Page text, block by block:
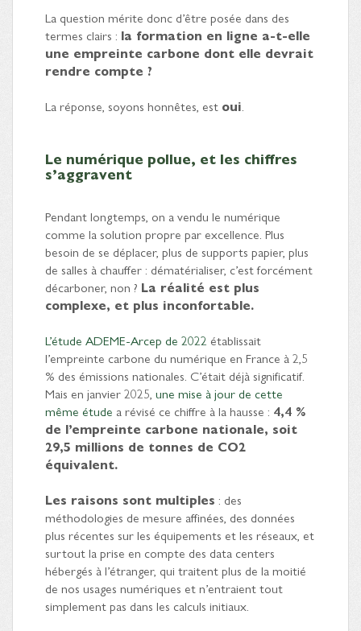
La question mérite donc d’être posée dans des
termes clairs : la formation en ligne a-t-elle
une empreinte carbone dont elle devrait
rendre compte ?
La réponse, soyons honnêtes, est oui.
Le numérique pollue, et les chiffres
s’aggravent
Pendant longtemps, on a vendu le numérique
comme la solution propre par excellence. Plus
besoin de se déplacer, plus de supports papier, plus
de salles à chauffer : dématérialiser, c’est forcément
décarboner, non ? La réalité est plus
complexe, et plus inconfortable.
L’étude ADEME-Arcep de 2022 établissait
l’empreinte carbone du numérique en France à 2,5
% des émissions nationales. C’était déjà significatif.
Mais en janvier 2025, une mise à jour de cette
même étude a révisé ce chiffre à la hausse : 4,4 %
de l’empreinte carbone nationale, soit
29,5 millions de tonnes de CO2
équivalent.
Les raisons sont multiples : des
méthodologies de mesure affinées, des données
plus récentes sur les équipements et les réseaux, et
surtout la prise en compte des data centers
hébergés à l’étranger, qui traitent plus de la moitié
de nos usages numériques et n’entraient tout
simplement pas dans les calculs initiaux.